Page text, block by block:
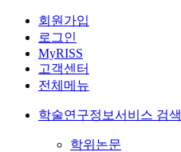
회원가입
로그인
MyRISS
고객센터
전체메뉴
학술연구정보서비스 검색
학위논문